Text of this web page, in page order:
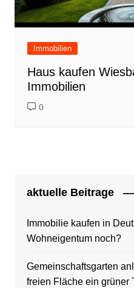
Immobilien
Haus kaufen
Immobilien
0
aktuelle Beitrage
Immobilie kaufen in
Wohneigentum noch?
Gemeinschaftsgarten
freien Fläche ein grüner